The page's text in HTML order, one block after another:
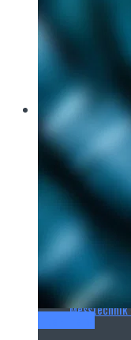
Hannover
IFAT
E‑Mag
Anlagen &